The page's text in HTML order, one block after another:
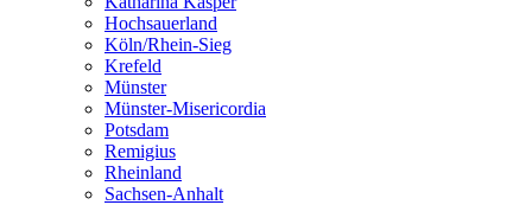
Hochsauerland
Köln/Rhein-Sieg
Krefeld
Münster
Münster-Misericordia
Potsdam
Remigius
Rheinland
Sachsen-Anhalt